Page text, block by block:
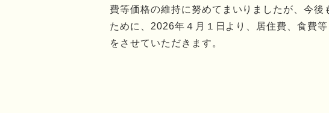
費等価格の維持に努めてまいりましたが、今後
ために、2026年４月１日より、居住費、食費
をさせていただきます。